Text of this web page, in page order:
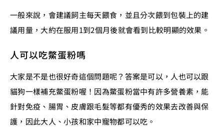
一般來說，會建議飼主每天餵食，並且分次餵到包裝上的建
議用量，大約在服用1到2個月後就會看到比較明顯的效果。
人可以吃鱉蛋粉嗎
大家是不是也很好奇這個問題呢？答案是可以，人也可以跟
貓狗一樣補充鱉蛋粉喔！因為鱉蛋粉當中有許多營養素，能
針對免疫、腸胃、皮膚跟毛髮等都有優秀的效果去改善與保
護，因此大人、小孩和家中寵物都可以吃。